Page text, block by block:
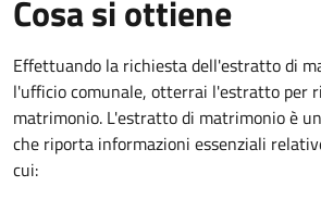
Cosa si ottiene
Effettuando la richiesta dell'estratto di
l'ufficio comunale, otterrai l'estratto per
matrimonio. L'estratto di matrimonio è
che riporta informazioni essenziali
cui: